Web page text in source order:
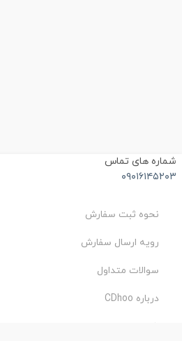
شماره های تماس
۰۹۰۱۶۱۴۵۲۰۳
نحوه ثبت سفارش
رویه ارسال سفارش
سوالات متداول
درباره CDhoo